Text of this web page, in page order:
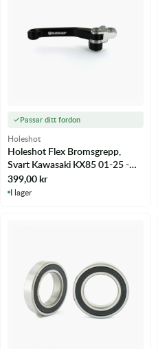
Passar ditt fordon
Holeshot
Holeshot Flex Bromsgrepp,
Svart Kawasaki KX85 01-25 -
m.fl.
399,00kr
I lager